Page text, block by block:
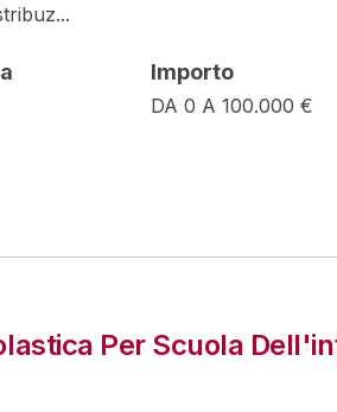
Importo
DA 0 A 100.000 €
Per Scuola